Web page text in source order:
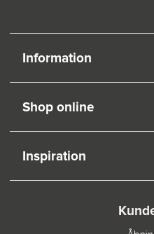
Information
Shop online
Inspiration